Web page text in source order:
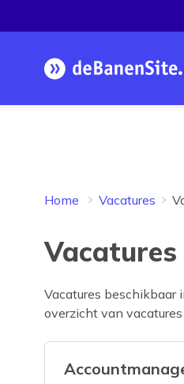
Homepage
Home Vacatures
Vacatures
Vacatures beschikbaar
overzicht van